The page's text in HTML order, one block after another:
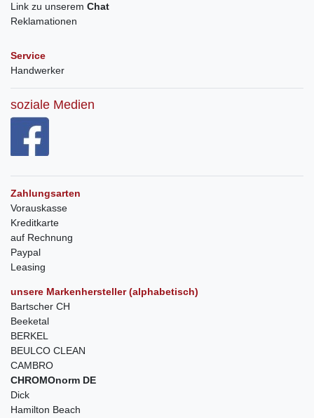
Link zu unserem Chat
Reklamationen
Service
Handwerker
soziale Medien
Zahlungsarten
Vorauskasse
Kreditkarte
auf Rechnung
Paypal
Leasing
unsere Markenhersteller (alphabetisch)
Bartscher CH
Beeketal
BERKEL
BEULCO CLEAN
CAMBRO
CHROMOnorm DE
Dick
Hamilton Beach